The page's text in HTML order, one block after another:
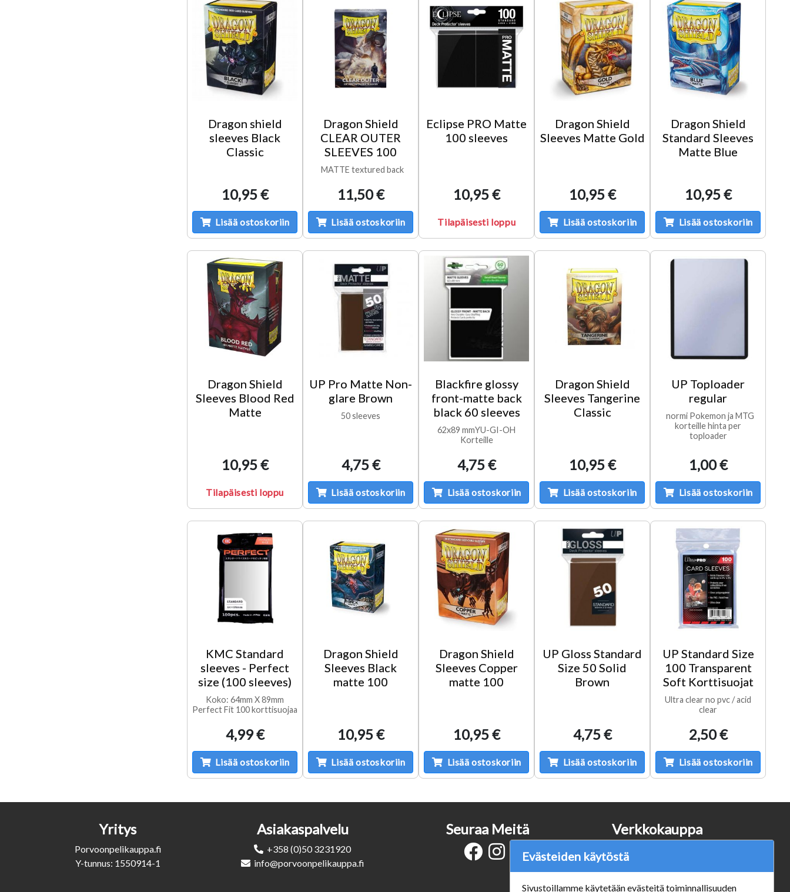
Dragon shield
sleeves Black
Classic
10,95 €
Lisää ostoskoriin
Dragon Shield
CLEAR OUTER
SLEEVES 100
MATTE textured back
11,50 €
Lisää ostoskoriin
Eclipse PRO Matte
100 sleeves
10,95 €
Tilapäisesti loppu
Dragon Shield
Sleeves Matte Gold
10,95 €
Lisää ostoskoriin
Dragon Shield
Standard Sleeves
Matte Blue
10,95 €
Lisää ostoskoriin
Dragon Shield
Sleeves Blood Red
Matte
10,95 €
Tilapäisesti loppu
UP Pro Matte Non-
glare Brown
50 sleeves
4,75 €
Lisää ostoskoriin
Blackfire glossy
front-matte back
black 60 sleeves
62x89 mmYU-GI-OH
Korteille
4,75 €
Lisää ostoskoriin
Dragon Shield
Sleeves Tangerine
Classic
10,95 €
Lisää ostoskoriin
UP Toploader
regular
normi Pokemon ja MTG
korteille hinta per
toploader
1,00 €
Lisää ostoskoriin
KMC Standard
sleeves - Perfect
size (100 sleeves)
Koko: 64mm X 89mm
Perfect Fit 100 korttisuojaa
4,99 €
Lisää ostoskoriin
Dragon Shield
Sleeves Black
matte 100
10,95 €
Lisää ostoskoriin
Dragon Shield
Sleeves Copper
matte 100
10,95 €
Lisää ostoskoriin
UP Gloss Standard
Size 50 Solid
Brown
4,75 €
Lisää ostoskoriin
UP Standard Size
100 Transparent
Soft Korttisuojat
Ultra clear no pvc / acid
clear
2,50 €
Lisää ostoskoriin
Yritys
Porvoonpelikauppa.fi
Y-tunnus: 1550914-1
Asiakaspalvelu
+358 (0)50 3231920
info@porvoonpelikauppa.fi
Verkkokauppa
#porvoonsithlord
Seuraa Meitä
Evästeiden käytöstä
Sivustoillamme käytetään evästeitä toiminnallisuuden